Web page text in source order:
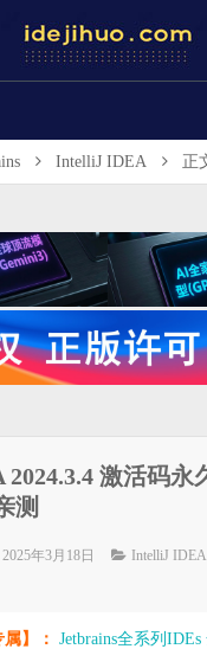
IntelliJ IDEA 正
激活码永
测
2025年3月18日 IntelliJ IDEA
】： Jetbrains全系列